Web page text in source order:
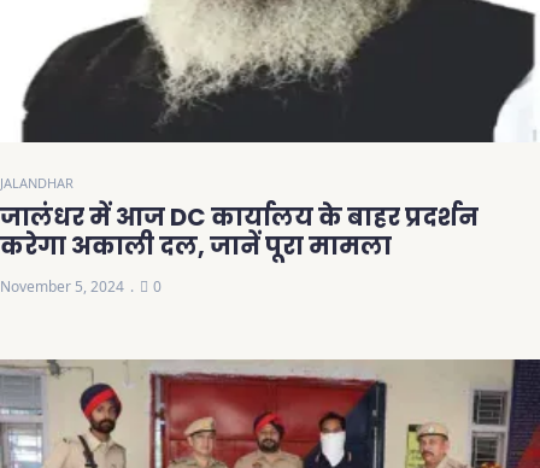
JALANDHAR
जालंधर में आज DC कार्यालय के बाहर प्रदर्शन
करेगा अकाली दल, जानें पूरा मामला
November 5, 2024 0